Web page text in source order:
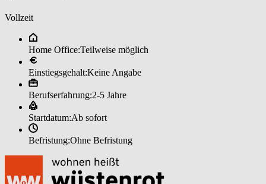
Vollzeit
Home Office:Teilweise möglich
Einstiegsgehalt:Keine Angabe
Berufserfahrung:2-5 Jahre
Startdatum:Ab sofort
Befristung:Ohne Befristung